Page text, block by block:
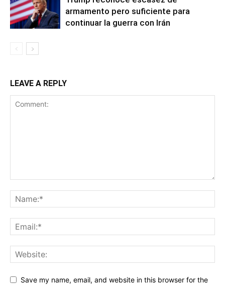
armamento pero suficiente para
continuar la guerra con Irán
LEAVE A REPLY
Save my name, email, and website in this browser for the